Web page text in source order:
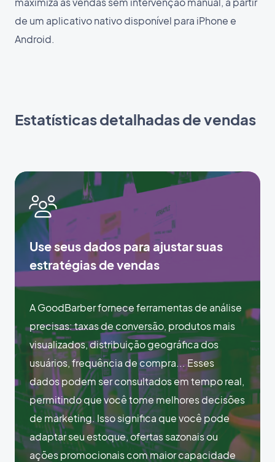
de um aplicativo nativo disponível para iPhone e
Android.
Estatísticas detalhadas de vendas
Use seus dados para ajustar suas
estratégias de vendas
A GoodBarber fornece ferramentas de análise
precisas: taxas de conversão, produtos mais
visualizados, distribuição geográfica dos
usuários, frequência de compra... Esses
dados podem ser consultados em tempo real,
permitindo que você tome melhores decisões
de marketing. Isso significa que você pode
adaptar seu estoque, ofertas sazonais ou
ações promocionais com maior capacidade